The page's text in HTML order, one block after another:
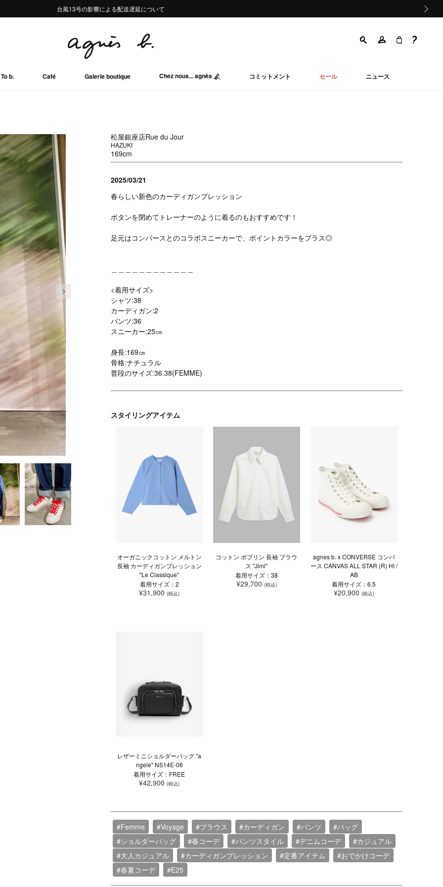
熊本地域地震の影響による配送遅延について
Summer Sale 2buy10%OFF!!
台風13号の影響による配送遅延について
熊本地域地震の影響による配送遅延について
Summer Sale 2buy10%OFF!!
To b. Café Galerie boutique Chez nous... agnès コミットメント セール ニュース
松屋銀座店Rue du Jour
HAZUKI
169cm
2025/03/21
春らしい新色のカーディガンプレッション
ボタンを閉めてトレーナーのように着るのもおすすめです！
足元はコンバースとのコラボスニーカーで、ポイントカラーをプラス◎
<着用サイズ>
シャツ:38
カーディガン:2
パンツ:36
スニーカー:25㎝
身長:169㎝
骨格:ナチュラル
普段のサイズ:36.38(FEMME)
スタイリングアイテム
オーガニックコットン メルトン
長袖 カーディガンプレッション
"Le Classique"
着用サイズ：2
¥31,900(税込)
コットン ポプリン 長袖 ブラウ
ス "Jimi"
着用サイズ：38
¥29,700 (税込)
agnes b. x CONVERSE コンバ
ース CANVAS ALL STAR (R) HI /
AB
着用サイズ：6.5
¥20,900 (税込)
レザーミニショルダーバッグ "a
ngele" NS14E-06
着用サイズ：FREE
¥42,900(税込)
#Femme #Voyage #ブラウス #カーディガン #パンツ
#バッグ
#ショルダーバッグ
#春コーデ #パンツスタイル #デニムコーデ
#カジュアル
#大人カジュアル
#カーディガンプレッション #定番アイテム
#おでかけコーデ
#春夏コーデ
#E25